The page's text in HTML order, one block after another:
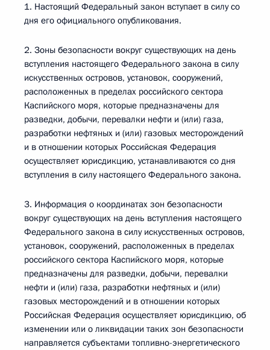
1. Настоящий Федеральный закон вступает в силу со
дня его официального опубликования.
2. Зоны безопасности вокруг существующих на день
вступления настоящего Федерального закона в силу
искусственных островов, установок, сооружений,
расположенных в пределах российского сектора
Каспийского моря, которые предназначены для
разведки, добычи, перевалки нефти и (или) газа,
разработки нефтяных и (или) газовых месторождений
и в отношении которых Российская Федерация
осуществляет юрисдикцию, устанавливаются со дня
вступления в силу настоящего Федерального закона.
3. Информация о координатах зон безопасности
вокруг существующих на день вступления настоящего
Федерального закона в силу искусственных островов,
установок, сооружений, расположенных в пределах
российского сектора Каспийского моря, которые
предназначены для разведки, добычи, перевалки
нефти и (или) газа, разработки нефтяных и (или)
газовых месторождений и в отношении которых
Российская Федерация осуществляет юрисдикцию, об
изменении или о ликвидации таких зон безопасности
направляется субъектами топливно-энергетического